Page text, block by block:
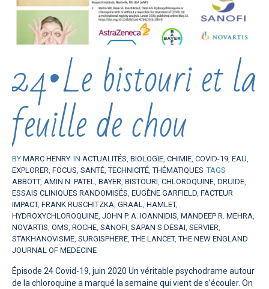
24•Le bistouri et la
feuille de chou
BY MARC HENRY IN ACTUALITÉS, BIOLOGIE, CHIMIE, COVID-19, EAU,
EXPLORER, FOCUS, SANTÉ,TECHNICITÉ,THÉMATIQUES TAGS
ABBOTT, AMIN N. PATEL, BAYER, BISTOURI, CHLOROQUINE, DRUIDE,
ESSAIS CLINIQUES RANDOMISÉS, EUGÈNE GARFIELD, FACTEUR
IMPACT, FRANK RUSCHITZKA, GRAAL, HAMLET,
HYDROXYCHLOROQUINE, JOHN P. A. IOANNIDIS, MANDEEP R. MEHRA,
NOVARTIS, OMS, ROCHE, SANOFI, SAPAN S DESAI, SERVIER,
STAKHANOVISME, SURGISPHERE,THE LANCET,THE NEW ENGLAND
JOURNAL OF MEDECINE
Épisode 24 Covid-19, juin 2020 Un véritable psychodrame autour
de la chloroquine a marqué la semaine qui vient de s’écouler. On